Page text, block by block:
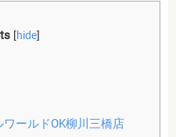
[hide]
ールドOK柳川三橋店